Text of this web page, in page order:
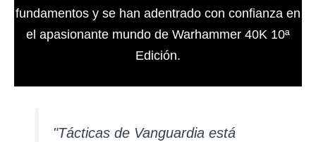
fundamentos y se han adentrado con confianza en
el apasionante mundo de Warhammer 40K 10ª
Edición.
"Tácticas de Vanguardia está